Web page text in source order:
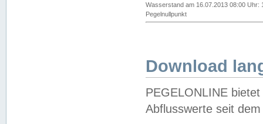
Wasserstand am 16.07.2013 08:00 Uhr:
Pegelnullpunkt
Download
PEGELONLINE
Abflusswerte seit